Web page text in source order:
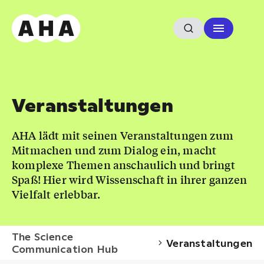
Veranstaltungen
AHA lädt mit seinen Veranstaltungen zum
Mitmachen und zum Dialog ein, macht
komplexe Themen anschaulich und bringt
Spaß! Hier wird Wissenschaft in ihrer ganzen
Vielfalt erlebbar.
The Science
Communication Hub
Veranstaltungen